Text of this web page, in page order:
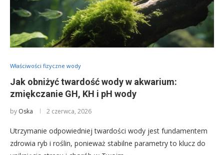
Właściwości fizyczne wody
Jak obniżyć twardość wody w akwarium:
zmiękczanie GH, KH i pH wody
by Oska 2 czerwca, 2026
Utrzymanie odpowiedniej twardości wody jest fundamentem
zdrowia ryb i roślin, ponieważ stabilne parametry to klucz do